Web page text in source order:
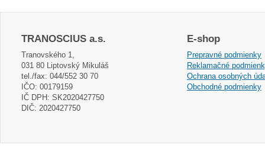
TRANOSCIUS a.s.
Tranovského 1,
031 80 Liptovský Mikuláš
tel./fax: 044/552 30 70
IČO: 00179159
IČ DPH: SK2020427750
DIČ: 2020427750
E-shop
Prepravné podmienky
Reklamačné
Ochrana osobných
Obchodné podmienky